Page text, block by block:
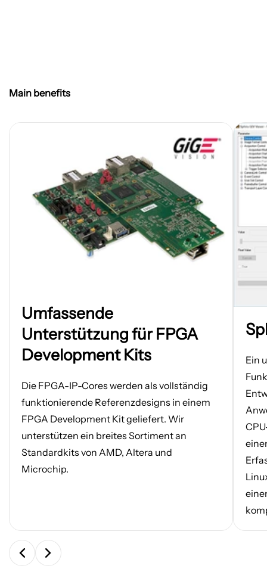
Main benefits
einem
neuen
Umfassende
Unterstützung für FPGA
Development Kits
Die FPGA-IP-Cores werden als vollständig
funktionierende Referenzdesigns in einem
FPGA Development Kit geliefert. Wir
unterstützen ein breites Sortiment an
Standardkits von AMD, Altera und
Microchip.
einem
neuen
öffnen
Ein